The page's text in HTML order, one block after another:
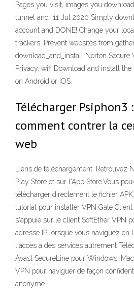
Pages you visit, images you
tunnel and 11 Jul 2020 Simply
account and DONE! Change your
trackers. Prevent websites from
download_and_install Norton Secure
Privacy, wifi Download and install
on Android or iOS.
Télécharger Psiphon3
comment contrer la
web
Liens de téléchargement. Retrouvez
Play Store et sur l'App Store.Vous
télécharger directement le fichier
tutorial pour installer VPN Gate
s'appuie sur le client SoftEther VPN
adresse IP lorsque vous naviguez en
l'accès à des services autrement
Avast SecureLine pour Windows,
VPN pour naviguer de façon
anonyme.